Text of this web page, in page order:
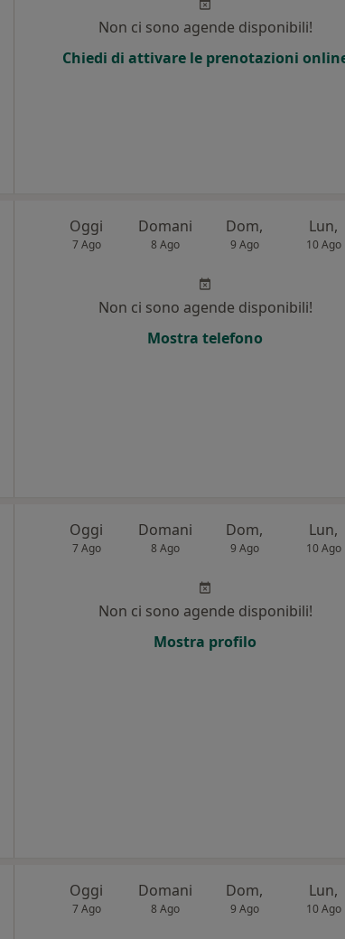
Non ci sono agende disponibili!
Chiedi di attivare le prenotazioni
Oggi
7 Ago
Domani
8 Ago
Dom,
9 Ago
Lun,
10 Ago
Non ci sono agende disponibili!
Mostra telefono
Oggi
7 Ago
Domani
8 Ago
Dom,
9 Ago
Lun,
10 Ago
Non ci sono agende disponibili!
Mostra profilo
Oggi
7 Ago
Domani
8 Ago
Dom,
9 Ago
Lun,
10 Ago